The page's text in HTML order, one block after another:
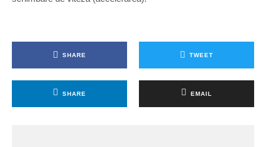
SHARE TWEET
SHARE EMAIL